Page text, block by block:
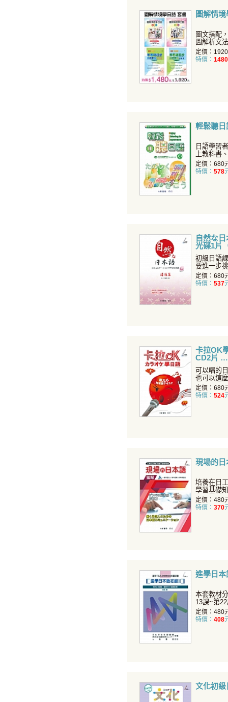
圖解情
圖文搭配
圖解析文
步神速。
定價：
特價： 1480
輕鬆聽
日語學習
上教科書
時，就發
定價：680
特價： 578
自然な
光碟1片
初級日語
要進一步
覺得自己
定價：680
特價： 537
卡拉OK
CD2片
可以唱的
也可以這
首歌皆附
定價：680
特價： 524
現場的
培養在日
學習基礎
工作的知
定價：480
特價： 370
進學日
本套教材
13課~第
語課程
定價：480
特價： 408
文化初